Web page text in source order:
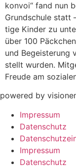
konvoi“ fand nun
Grundschule
tige Kinder zu
über 100
und Begeisterung
stellt wurden.
Freude am
powered by
Impressum
Datenschutz
Impressum
Datenschutz